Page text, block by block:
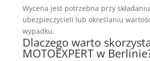
Wycena jest potrzebna przy
ubezpieczycieli lub określaniu
wypadku.
Dlaczego warto
MOTOEXPERT w